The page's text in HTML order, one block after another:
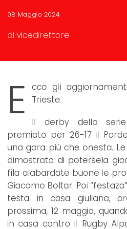
08 Maggio 2024
di vicedirettore
E
cco gli
Trieste.
Il derby della
premiato per 26-17 il
una gara più che onesta.
dimostrato di potersela
fila alabardate buone le
Giacomo Boltar. Poi
testa in casa giuliana,
prossima, 12 maggio,
in casa contro il Rugby